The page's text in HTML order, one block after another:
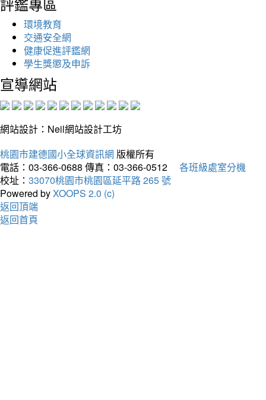
環境教育
交通安全網
健康促進評鑑網
學生獎懲及申訴
宣導網站
網站設計：Neil網站設計工坊
桃園市建德國小全球資訊網 版權所有
電話：03-366-0688 傳真：03-366-0512
各班級處室分機
校址： 33070桃園市桃園區延平路 265 號
Powered byXOOPS 2.0 (c)
返回頂端
返回首頁